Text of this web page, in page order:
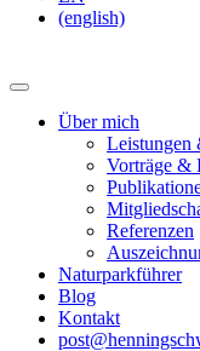
(english)
Über mich
Leistungen
Vorträge &
Referenzen
Naturparkführer
Blog
Kontakt